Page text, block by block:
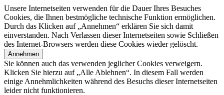
Unsere Internetseiten verwenden für die Dauer Ihres Besuches
Cookies, die Ihnen bestmögliche technische Funktion ermöglichen.
Durch das Klicken auf „Annehmen“ erklären Sie sich damit
einverstanden. Nach Verlassen dieser Internetseiten sowie Schließen
des Internet-Browsers werden diese Cookies wieder gelöscht.
Annehmen
Sie können auch das verwenden jeglicher Cookies verweigern.
Klicken Sie hierzu auf „Alle Ablehnen“. In diesem Fall werden
einige Annehmlichkeiten während des Besuchs dieser Internetseiten
leider nicht funktionieren.